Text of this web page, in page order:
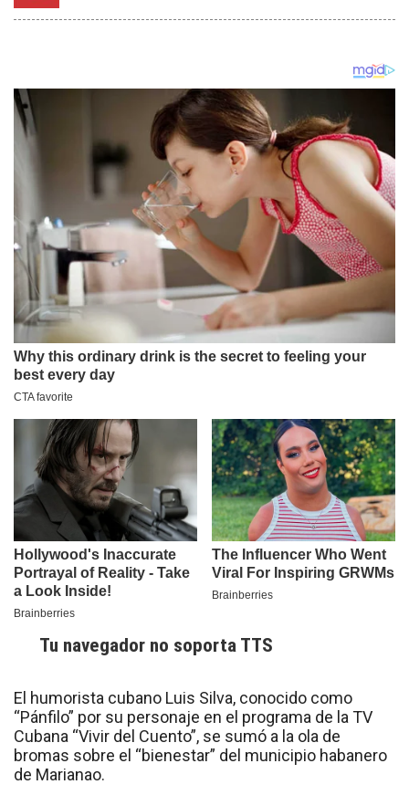
Tu navegador no soporta TTS
El humorista cubano Luis Silva, conocido como
“Pánfilo” por su personaje en el programa de la TV
Cubana “Vivir del Cuento”, se sumó a la ola de
bromas sobre el “bienestar” del municipio habanero
de Marianao.